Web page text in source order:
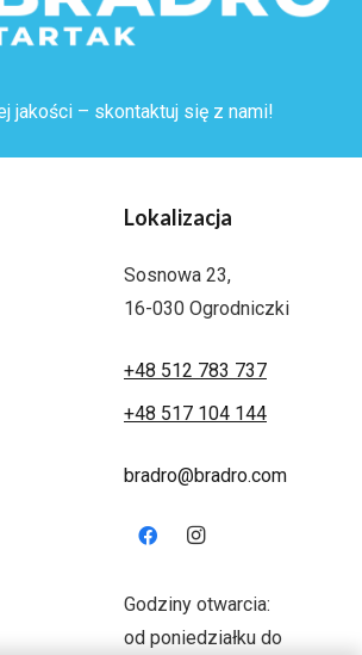
jakości – skontaktuj się z nami!
Lokalizacja
Sosnowa 23,
16-030 Ogrodniczki
+48 512 783 737
+48 517 104 144
bradro@bradro.com
Godziny otwarcia:
od poniedziałku do